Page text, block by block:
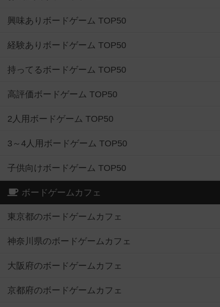
興味ありボードゲーム TOP50
経験ありボードゲーム TOP50
持ってるボードゲーム TOP50
高評価ボードゲーム TOP50
2人用ボードゲーム TOP50
3～4人用ボードゲーム TOP50
子供向けボードゲーム TOP50
ボードゲームカフェ
東京都のボードゲームカフェ
神奈川県のボードゲームカフェ
大阪府のボードゲームカフェ
京都府のボードゲームカフェ